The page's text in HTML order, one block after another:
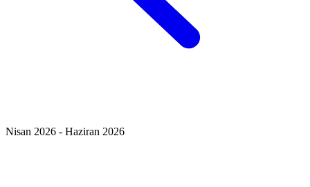
Nisan 2026 - Haziran 2026